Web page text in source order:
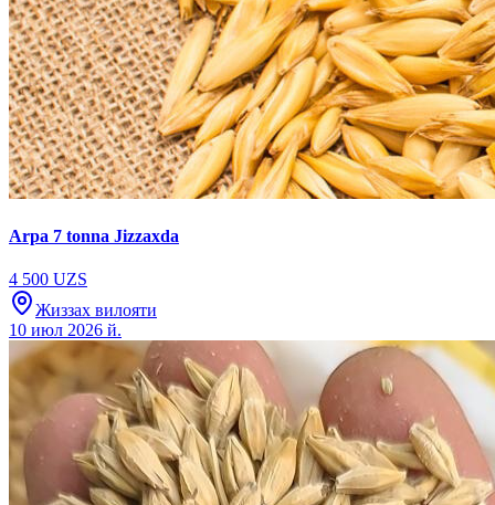
Arpa 7 tonna Jizzaxda
4 500 UZS
Жиззах вилояти
10 июл 2026 й.